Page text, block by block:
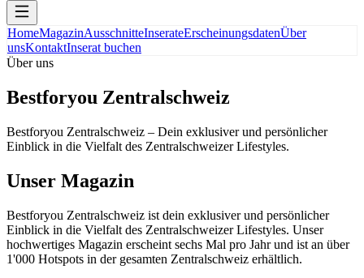
HomeMagazinAusschnitteInserateErscheinungsdatenÜber
unsKontaktInserat buchen
Über uns
Bestforyou Zentralschweiz
Bestforyou Zentralschweiz – Dein exklusiver und persönlicher
Einblick in die Vielfalt des Zentralschweizer Lifestyles.
Unser Magazin
Bestforyou Zentralschweiz ist dein exklusiver und persönlicher
Einblick in die Vielfalt des Zentralschweizer Lifestyles. Unser
hochwertiges Magazin erscheint sechs Mal pro Jahr und ist an über
1'000 Hotspots in der gesamten Zentralschweiz erhältlich.